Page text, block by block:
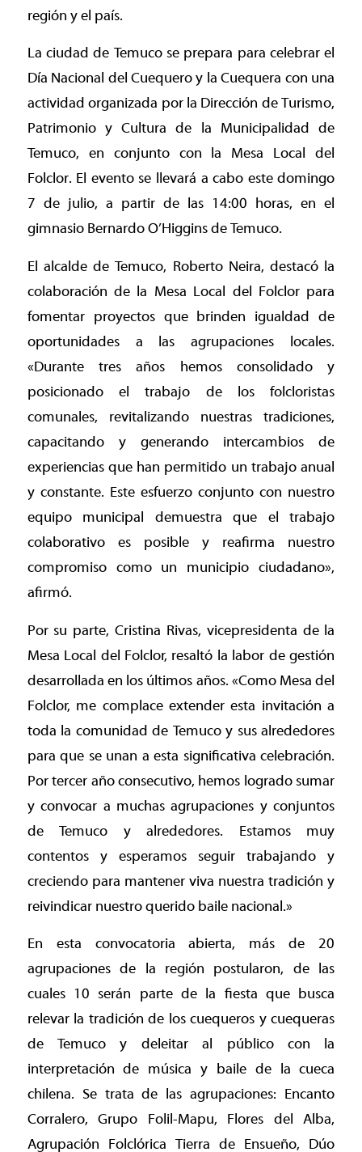
región y el país.
La ciudad de Temuco se prepara para celebrar el
Día Nacional del Cuequero y la Cuequera con una
actividad organizada por la Dirección de Turismo,
Patrimonio y Cultura de la Municipalidad de
Temuco, en conjunto con la Mesa Local del
Folclor. El evento se llevará a cabo este domingo
7 de julio, a partir de las 14:00 horas, en el
gimnasio Bernardo O’Higgins de Temuco.
El alcalde de Temuco, Roberto Neira, destacó la
colaboración de la Mesa Local del Folclor para
fomentar proyectos que brinden igualdad de
oportunidades a las agrupaciones locales.
«Durante tres años hemos consolidado y
posicionado el trabajo de los folcloristas
comunales, revitalizando nuestras tradiciones,
capacitando y generando intercambios de
experiencias que han permitido un trabajo anual
y constante. Este esfuerzo conjunto con nuestro
equipo municipal demuestra que el trabajo
colaborativo es posible y reafirma nuestro
compromiso como un municipio ciudadano»,
afirmó.
Por su parte, Cristina Rivas, vicepresidenta de la
Mesa Local del Folclor, resaltó la labor de gestión
desarrollada en los últimos años. «Como Mesa del
Folclor, me complace extender esta invitación a
toda la comunidad de Temuco y sus alrededores
para que se unan a esta significativa celebración.
Por tercer año consecutivo, hemos logrado sumar
y convocar a muchas agrupaciones y conjuntos
de Temuco y alrededores. Estamos muy
contentos y esperamos seguir trabajando y
creciendo para mantener viva nuestra tradición y
reivindicar nuestro querido baile nacional.»
En esta convocatoria abierta, más de 20
agrupaciones de la región postularon, de las
cuales 10 serán parte de la fiesta que busca
relevar la tradición de los cuequeros y cuequeras
de Temuco y deleitar al público con la
interpretación de música y baile de la cueca
chilena. Se trata de las agrupaciones: Encanto
Corralero, Grupo Folil-Mapu, Flores del Alba,
Agrupación Folclórica Tierra de Ensueño, Dúo